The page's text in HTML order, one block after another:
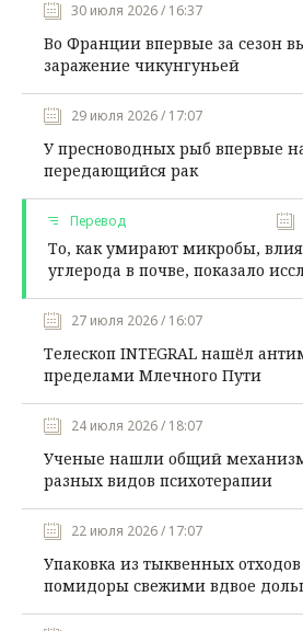
30 июля 2026 / 16:37
Во Франции впервые за сезон
заражение чикунгуньей
29 июля 2026 / 17:07
У пресноводных рыб впервые
передающийся рак
Перевод
То, как умирают микробы,
углерода в почве, показало
27 июля 2026 / 16:07
Телескоп INTEGRAL нашёл
пределами Млечного Пути
24 июля 2026 / 18:07
Ученые нашли общий
разных видов психотерапии
22 июля 2026 / 17:07
Упаковка из тыквенных
помидоры свежими вдвое